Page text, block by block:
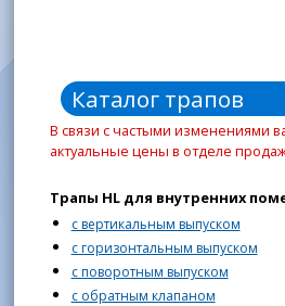
Каталог трапов
В связи с частыми изменениями
актуальные цены в отделе
Трапы HL для внутренних
с вертикальным выпуском
с горизонтальным выпуском
с поворотным выпуском
с обратным клапаном